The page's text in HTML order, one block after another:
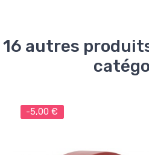
16 autres
-5,00 €